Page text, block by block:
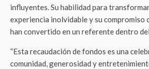
influyentes. Su habilidad para
experiencia inolvidable y su compromiso
han convertido en un referente dentro
“Esta recaudación de fondos es una
comunidad, generosidad y